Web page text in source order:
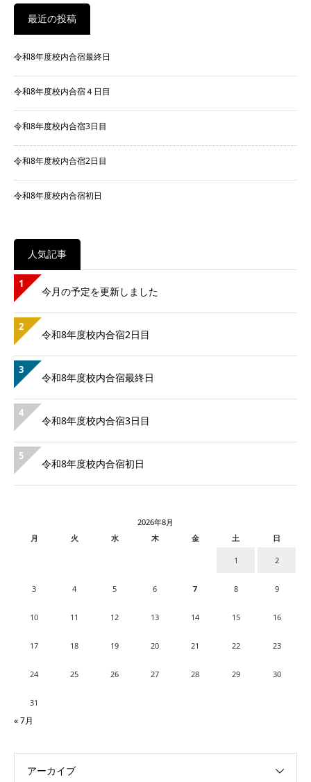
最近の投稿
令和8年度校内合宿最終日
令和8年度校内合宿４日目
令和8年度校内合宿3日目
令和8年度校内合宿2日目
令和8年度校内合宿初日
人気記事
1
今月の予定を更新しました
2
令和8年度校内合宿2日目
3
令和8年度校内合宿最終日
4
令和8年度校内合宿3日目
5
令和8年度校内合宿初日
2026年8月
月
火 水 木 金 土 日
1 2
3 4 5 6 7 8 9
10 11 12 13 14 15 16
17 18 19 20 21 22 23
24 25 26 27 28 29 30
31
« 7月
アーカイブ